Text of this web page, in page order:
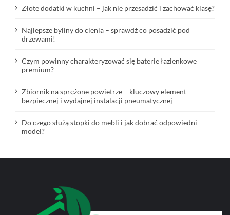
Złote dodatki w kuchni – jak nie przesadzić i zachować klasę?
Najlepsze byliny do cienia – sprawdź co posadzić pod
drzewami!
Czym powinny charakteryzować się baterie łazienkowe
premium?
Zbiornik na sprężone powietrze – kluczowy element
bezpiecznej i wydajnej instalacji pneumatycznej
Do czego służą stopki do mebli i jak dobrać odpowiedni
model?